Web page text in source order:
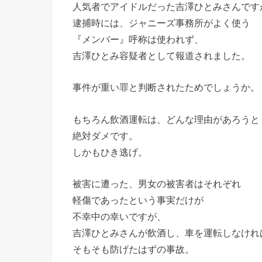
人気者でアイドルだった吉澤ひとみさんです
逮捕時には、ジャニーズ事務所がよく使う
『メンバー』呼称は使われず、
吉澤ひとみ容疑者として報道されました。
事件が重い罪と判断されたためでしょうか。
もちろん飲酒運転は、どんな理由があろうと
絶対ダメです。
しかもひき逃げ。
被害に遭った、男女の被害者はそれぞれ
軽傷であったという事実だけが
不幸中の幸いですが、
吉澤ひとみさんが飲酒し、車を運転しなけれ
そもそも防げたはずの事故。